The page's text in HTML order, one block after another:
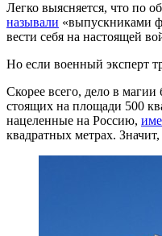
Легко выясняется, что по
называли «выпускниками
вести себя на настоящей
Но если военный эксперт
Скорее всего, дело в
стоящих на площади 500
нацеленные на Россию,
квадратных метрах.